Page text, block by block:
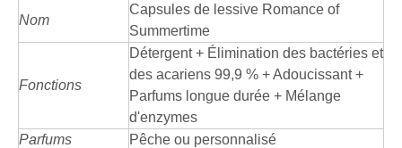
Nom
Capsules de lessive Romance of
Summertime
Fonctions
Détergent + Élimination des bactéries et
des acariens 99,9 % + Adoucissant +
Parfums longue durée + Mélange
d'enzymes
Parfums
Pêche ou personnalisé